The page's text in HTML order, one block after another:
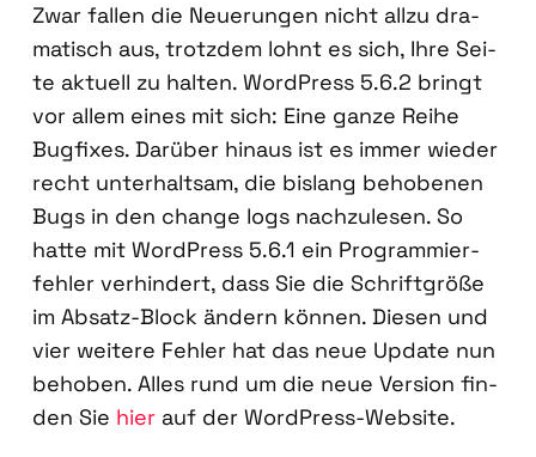
Zwar fal­len die Neue­run­gen nicht all­zu dra­
ma­tisch aus, trotz­dem lohnt es sich, Ihre Sei­
te aktu­ell zu hal­ten. Word­Press 5.6.2 bringt
vor allem eines mit sich: Eine gan­ze Rei­he
Bug­fi­xes. Dar­über hin­aus ist es immer wie­der
recht unter­halt­sam, die bis­lang beho­be­nen
Bugs in den chan­ge logs nach­zu­le­sen. So
hat­te mit Word­Press 5.6.1 ein Pro­gram­mier­
feh­ler ver­hin­dert, dass Sie die Schrift­grö­ße
im Absatz-Block ändern kön­nen. Die­sen und
vier wei­te­re Feh­ler hat das neue Update nun
beho­ben. Alles rund um die neue Ver­si­on fin­
den Sie hier auf der Word­Press-Web­site.